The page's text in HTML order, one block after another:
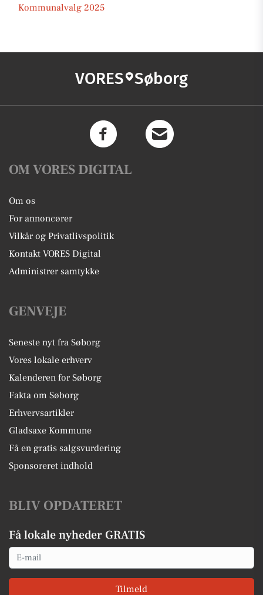
Kommunalvalg 2025
VORES Søborg
OM VORES DIGITAL
Om os
For annoncører
Vilkår og Privatlivspolitik
Kontakt VORES Digital
Administrer samtykke
GENVEJE
Seneste nyt fra Søborg
Vores lokale erhverv
Kalenderen for Søborg
Fakta om Søborg
Erhvervsartikler
Gladsaxe Kommune
Få en gratis salgsvurdering
Sponsoreret indhold
BLIV OPDATERET
Få lokale nyheder GRATIS
Email
Tilmeld